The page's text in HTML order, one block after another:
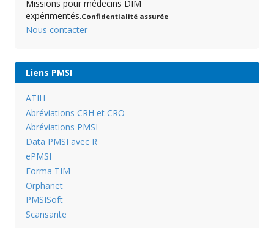
Missions pour médecins DIM
expérimentés.Confidentialité assurée.
Nous contacter
Liens PMSI
ATIH
Abréviations CRH et CRO
Abréviations PMSI
Data PMSI avec R
ePMSI
Forma TIM
Orphanet
PMSISoft
Scansante